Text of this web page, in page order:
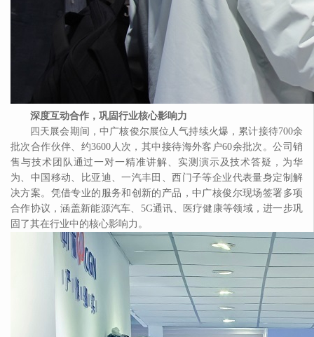
深度互动合作，巩固行业核心影响力
四天展会期间，中广核俊尔展位人气持续火爆，累计接待700余
批次合作伙伴、约3600人次，其中接待海外客户60余批次。公司销
售与技术团队通过一对一精准讲解、实测演示及技术答疑，为华
为、中国移动、比亚迪、一汽丰田、西门子等企业代表量身定制解
决方案。凭借专业的服务和创新的产品，中广核俊尔现场签署多项
合作协议，涵盖新能源汽车、5G通讯、医疗健康等领域，进一步巩
固了其在行业中的核心影响力。